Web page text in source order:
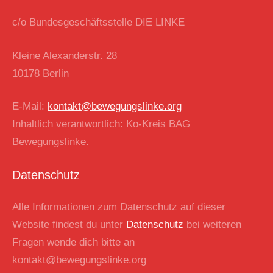
c/o Bundesgeschäftsstelle DIE LINKE
Kleine Alexanderstr. 28
10178 Berlin
E-Mail: kontakt@bewegungslinke.org
Inhaltlich verantwortlich: Ko-Kreis BAG
Bewegungslinke.
Datenschutz
Alle Informationen zum Datenschutz auf dieser
Website findest du unter Datenschutz bei weiteren
Fragen wende dich bitte an
kontakt@bewegungslinke.org